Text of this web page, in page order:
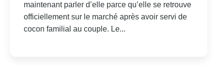
maintenant parler d’elle parce qu’elle se retrouve
officiellement sur le marché après avoir servi de
cocon familial au couple. Le...